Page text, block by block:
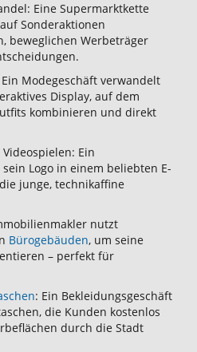
Eine Supermarktkette
Sonderaktionen
beweglichen Werbeträger
Modegeschäft verwandelt
Display, auf dem
kombinieren und direkt
Ein
Logo in einem beliebten E-
junge, technikaffine
nutzt
Bürogebäuden, um seine
– perfekt für
: Ein Bekleidungsgeschäft
die Kunden kostenlos
durch die Stadt